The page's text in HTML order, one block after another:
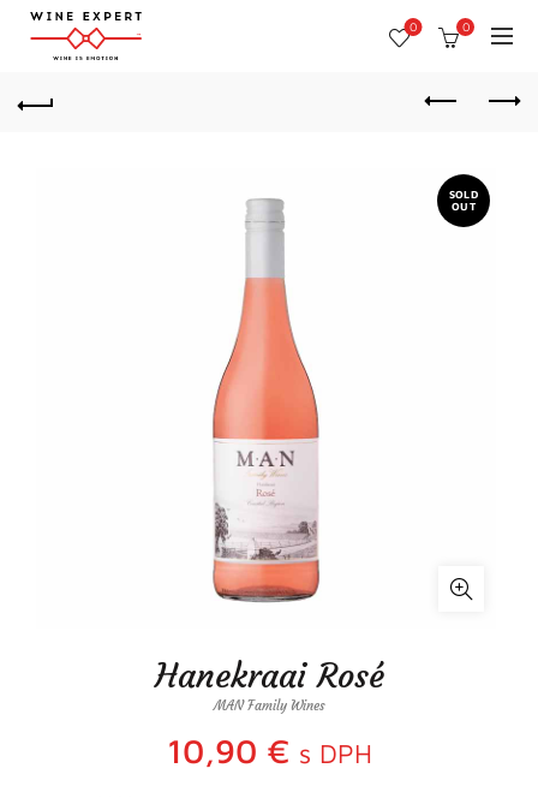
0 0
SOLD
OUT
Hanekraai Rosé
MAN Family Wines
10,90 € s DPH